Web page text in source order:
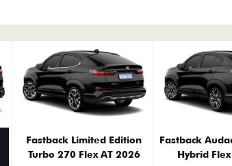
Fastback Limited Edition
Turbo 270 Flex AT 2026
Fastback
Hybrid